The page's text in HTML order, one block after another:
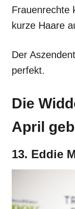
Frauenrechte
kurze Haare
Der
perfekt.
Die
April
13. Eddie